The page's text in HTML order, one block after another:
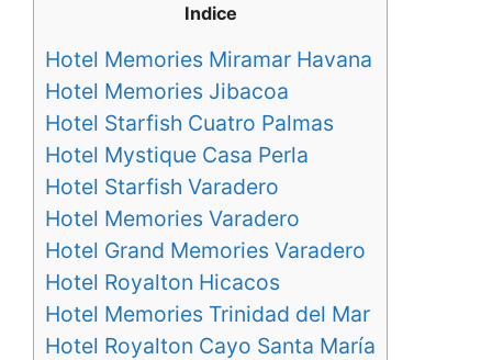
Indice
Hotel Memories Miramar Havana
Hotel Memories Jibacoa
Hotel Starfish Cuatro Palmas
Hotel Mystique Casa Perla
Hotel Starfish Varadero
Hotel Memories Varadero
Hotel Grand Memories Varadero
Hotel Royalton Hicacos
Hotel Memories Trinidad del Mar
Hotel Royalton Cayo Santa María